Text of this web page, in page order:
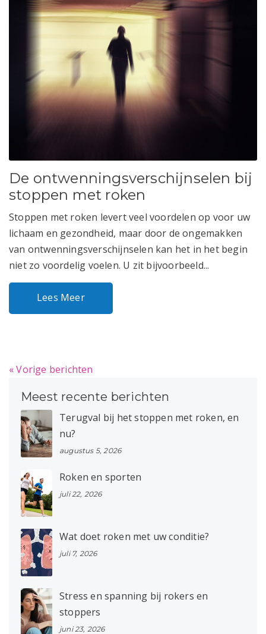
De ontwenningsverschijnselen bij
stoppen met roken
Stoppen met roken levert veel voordelen op voor uw
lichaam en gezondheid, maar door de ongemakken
van ontwenningsverschijnselen kan het in het begin
niet zo voordelig voelen. U zit bijvoorbeeld...
Lees Meer
« Vorige berichten
Meest recente berichten
Terugval bij het stoppen met roken, en
nu?
augustus 5, 2026
Roken en sporten
juli 22, 2026
Wat doet roken met uw conditie?
juli 7, 2026
Stress en spanning bij rokers en
stoppers
juni 23, 2026